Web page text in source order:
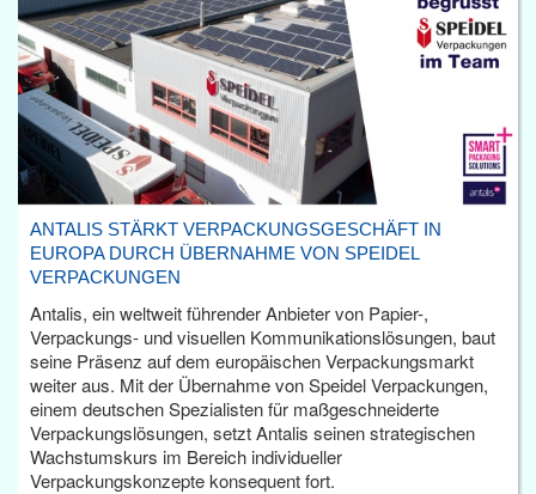
ANTALIS STÄRKT VERPACKUNGSGESCHÄFT IN
EUROPA DURCH ÜBERNAHME VON SPEIDEL
VERPACKUNGEN
Antalis, ein weltweit führender Anbieter von Papier-,
Verpackungs- und visuellen Kommunikationslösungen, baut
seine Präsenz auf dem europäischen Verpackungsmarkt
weiter aus. Mit der Übernahme von Speidel Verpackungen,
einem deutschen Spezialisten für maßgeschneiderte
Verpackungslösungen, setzt Antalis seinen strategischen
Wachstumskurs im Bereich individueller
Verpackungskonzepte konsequent fort.